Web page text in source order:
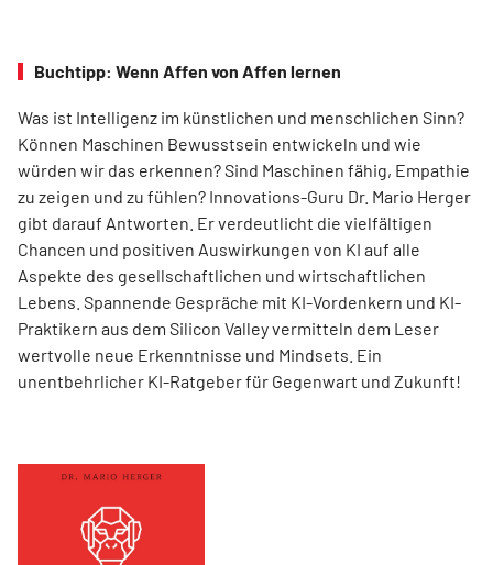
Buchtipp: Wenn Affen von Affen lernen
Was ist Intelligenz im künstlichen und menschlichen Sinn?
Können Maschinen Bewusstsein entwickeln und wie
würden wir das erkennen? Sind Maschinen fähig, Empathie
zu zeigen und zu fühlen? Innovations-Guru Dr. Mario Herger
gibt darauf Antworten. Er verdeutlicht die viel­fältigen
Chancen und positiven Auswirkungen von KI auf alle
Aspekte des gesellschaftlichen und wirtschaftlichen
Lebens. Spannende Gespräche mit KI-Vordenkern und KI-
Praktikern aus dem Silicon Valley vermitteln dem Leser
wertvolle neue Erkenntnisse und Mindsets. Ein
unentbehrlicher KI-Ratgeber für Gegenwart und Zukunft!